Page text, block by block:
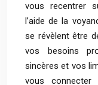
vous recentrer
l’aide de la
se révèlent être
vos besoins
sincères et vos
vous